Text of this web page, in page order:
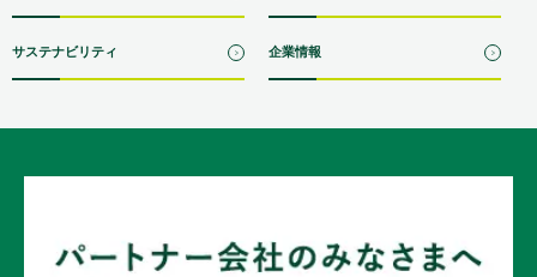
サステナビリティ 企業情報